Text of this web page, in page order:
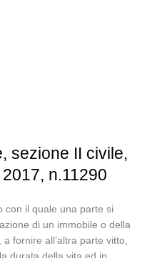
sezione II civile,
n.11290
con il quale una parte si
di un immobile o della
fornire all’altra parte vitto,